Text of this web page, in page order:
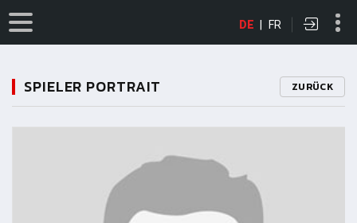
DE | FR
SPIELER PORTRAIT ZURÜCK